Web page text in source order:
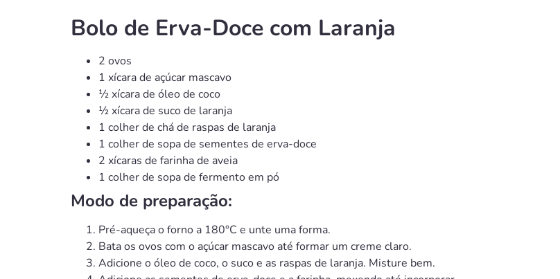
Bolo de Erva-Doce com Laranja
2 ovos
1 xícara de açúcar mascavo
½ xícara de óleo de coco
½ xícara de suco de laranja
1 colher de chá de raspas de laranja
1 colher de sopa de sementes de erva-doce
2 xícaras de farinha de aveia
1 colher de sopa de fermento em pó
Modo de preparação:
Pré-aqueça o forno a 180°C e unte uma forma.
Bata os ovos com o açúcar mascavo até formar um creme claro.
Adicione o óleo de coco, o suco e as raspas de laranja. Misture bem.